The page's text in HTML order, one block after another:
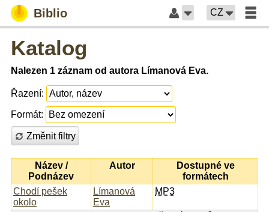
Biblio CZ
Katalog
Nalezen 1 záznam od autora Límanová Eva.
Řazení:
Formát:
Změnit filtry
Název /
Podnázev
Autor
Dostupné ve
formátech
Chodí pešek
okolo
Límanová
Eva
MP3